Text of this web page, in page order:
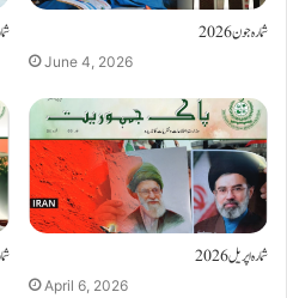
شمارہ جون 2026
June 4, 2026
شمارہ اپریل 2026
April 6, 2026